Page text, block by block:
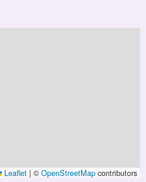
Leaflet | © OpenStreetMap contributors